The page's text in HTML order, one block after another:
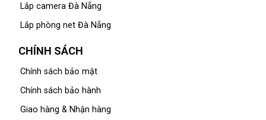
Lắp camera Đà Nẵng
Lắp phòng net Đà Nẵng
CHÍNH SÁCH
Chính sách bảo mật
Chính sách bảo hành
Giao hàng & Nhận hàng